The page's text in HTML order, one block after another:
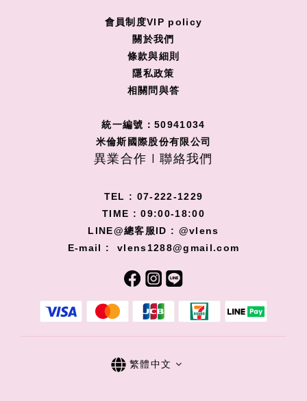
會員制度VIP policy
關於我們
條款與細則
隱私政策
相關問與答
統一編號：50941034
米倫斯國際股份有限公司
異業合作 I 聯絡我們
TEL : 07-222-1229
TIME : 09:00-18:00
LINE@總客服ID : @vlens
E-mail : vlens1288@gmail.com
繁體中文